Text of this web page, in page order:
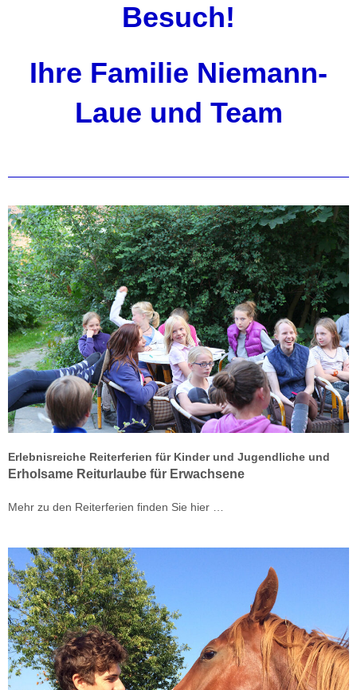
Besuch!
Ihre Familie Niemann-
Laue und Team
Erlebnisreiche Reiterferien für Kinder und Jugendliche und
Erholsame Reiturlaube für Erwachsene
Mehr zu den Reiterferien finden Sie hier …